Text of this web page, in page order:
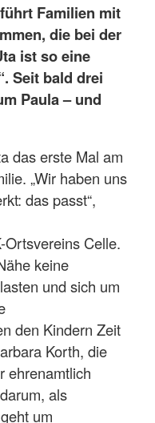
Familien mit
die bei der
ist so eine
Seit bald drei
Paula – und
das erste Mal am
„Wir haben uns
das passt“,
Ortsvereins Celle.
keine
und sich um
den Kindern Zeit
Korth, die
ehrenamtlich
als
um